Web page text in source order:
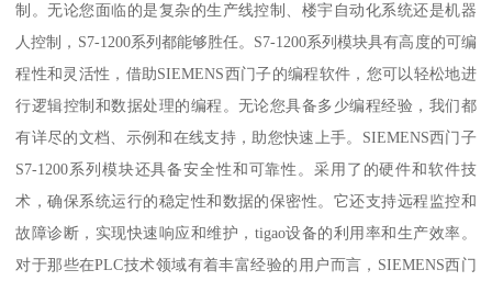
制。无论您面临的是复杂的生产线控制、楼宇自动化系统还是机器
人控制，S7-1200系列都能够胜任。S7-1200系列模块具有高度的可编
程性和灵活性，借助SIEMENS西门子的编程软件，您可以轻松地进
行逻辑控制和数据处理的编程。无论您具备多少编程经验，我们都
有详尽的文档、示例和在线支持，助您快速上手。SIEMENS西门子
S7-1200系列模块还具备安全性和可靠性。采用了的硬件和软件技
术，确保系统运行的稳定性和数据的保密性。它还支持远程监控和
故障诊断，实现快速响应和维护，tigao设备的利用率和生产效率。
对于那些在PLC技术领域有着丰富经验的用户而言，SIEMENS西门